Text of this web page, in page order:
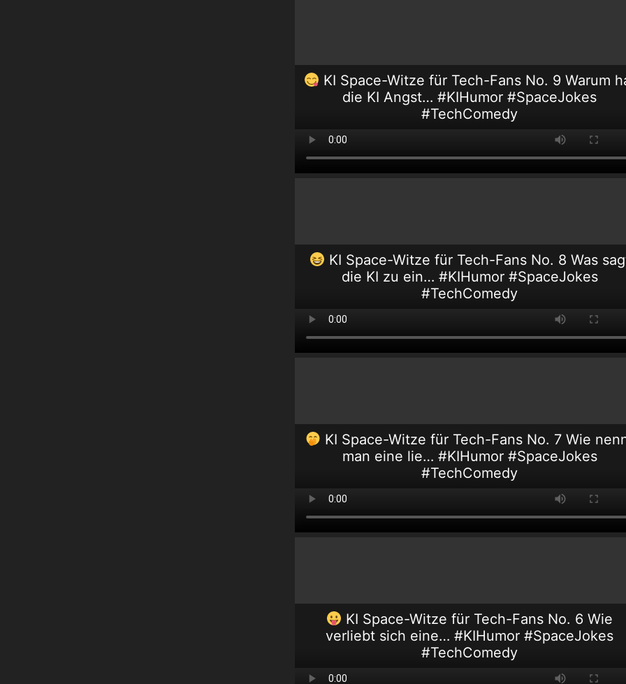
KI Space-Witze für Tech-Fans No. 9 Warum
die KI Angst… #KIHumor #SpaceJokes
#TechComedy
KI Space-Witze für Tech-Fans No. 8 Was
die KI zu ein… #KIHumor #SpaceJokes
#TechComedy
KI Space-Witze für Tech-Fans No. 7 Wie
man eine lie… #KIHumor #SpaceJokes
#TechComedy
KI Space-Witze für Tech-Fans No. 6 Wie
verliebt sich eine… #KIHumor #SpaceJokes
#TechComedy